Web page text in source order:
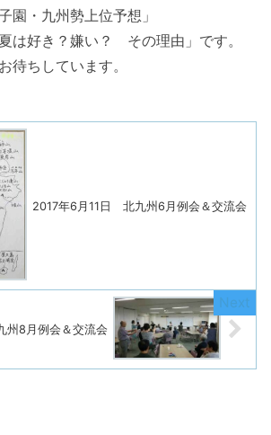
園・九州勢上位予想」
は好き？嫌い？ その理由」です。
待ちしています。
2017年6月11日 北九州6月例会＆交流会
8月例会＆交流会